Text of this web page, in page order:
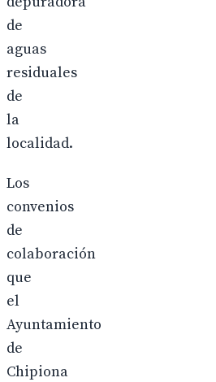
de
aguas
residuales
de
la
localidad.
Los
convenios
de
colaboración
que
el
Ayuntamiento
de
Chipiona